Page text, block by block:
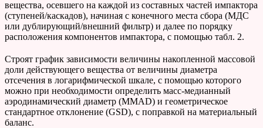
вещества, осевшего на каждой из составных частей импактора
(ступеней/каскадов), начиная с конечного места сбора (МДС
или дублирующий/внешний фильтр) и далее по порядку
расположения компонентов импактора, с помощью табл. 2.
Строят график зависимости величины накопленной массовой
доли действующего вещества от величины диаметра
отсечения в логарифмической шкале, с помощью которого
можно при необходимости определить масс-медианный
аэродинамический диаметр (MMAD) и геометрическое
стандартное отклонение (GSD), с поправкой на материальный
баланс.